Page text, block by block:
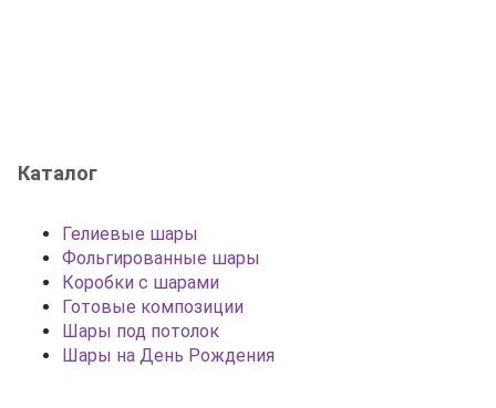
Каталог
Гелиевые шары
Фольгированные шары
Коробки с шарами
Готовые композиции
Шары под потолок
Шары на День Рождения